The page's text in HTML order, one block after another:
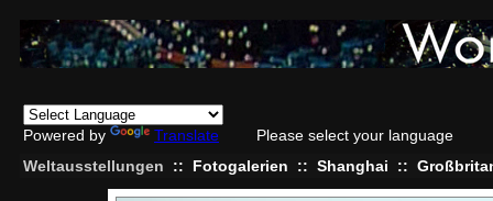
Powered by Translate
Please select your language
Weltausstellungen
:: Fotogalerien :: Shanghai ::